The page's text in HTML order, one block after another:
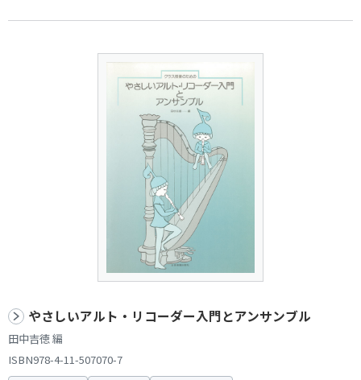
やさしいアルト・リコーダー入門とアンサンブル
田中吉徳 編
ISBN978-4-11-507070-7